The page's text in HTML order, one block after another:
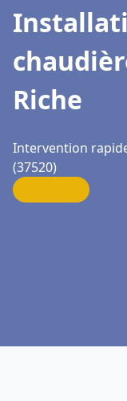
Riche
Intervention
(37520)